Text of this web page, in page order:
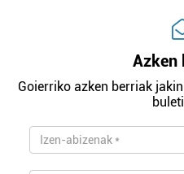
Azken
Goierriko azken berriak